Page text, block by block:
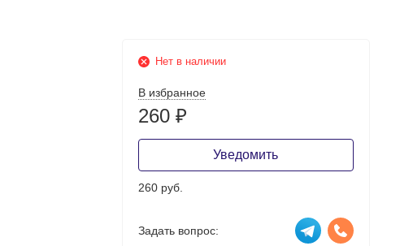
Нет в наличии
В избранное
260 ₽
Уведомить
260 руб.
Задать вопрос: